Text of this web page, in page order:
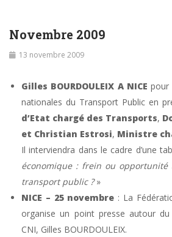
Novembre 2009
13 novembre 2009
Gilles BOURDOULEIX A NICE pour
nationales du Transport Public en
d’Etat chargé des Transports,
et Christian Estrosi, Ministre
Il interviendra dans le cadre d’une
économique : frein ou opportunité
transport public ?»
NICE – 25 novembre : La
organise un point presse autour
CNI, Gilles BOURDOULEIX.